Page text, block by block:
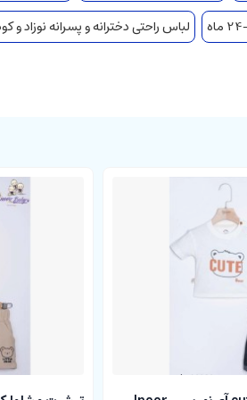
لباس راحتی دخترانه و پسرانه نوزاد و